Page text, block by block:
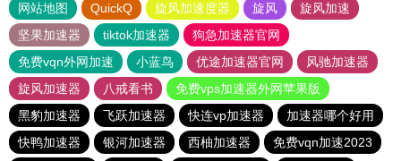
网站地图 QuickQ 旋风加速度器 旋风
旋风加速
坚果加速器
tiktok加速器
狗急加速器官网
免费vqn外网加速
小蓝鸟 优途加速器官网
风驰加速器
旋风加速器
八戒看书
免费vps加速器外网苹果版
黑豹加速器
飞跃加速器 快连vp加速器
加速器哪个好用
快鸭加速器
银河加速器 西柚加速器
免费vqn加速2023